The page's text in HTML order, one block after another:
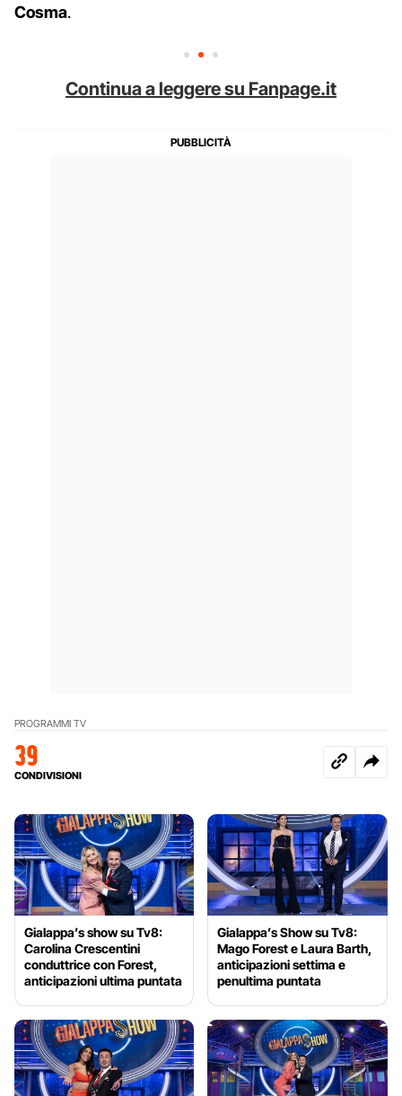
Cosma.
Continua a leggere su Fanpage.it
PROGRAMMI TV
39
CONDIVISIONI
Gialappa’s show su Tv8:
Carolina Crescentini
conduttrice con Forest,
anticipazioni ultima puntata
Gialappa’s Show su Tv8:
Mago Forest e Laura Barth,
anticipazioni settima e
penultima puntata